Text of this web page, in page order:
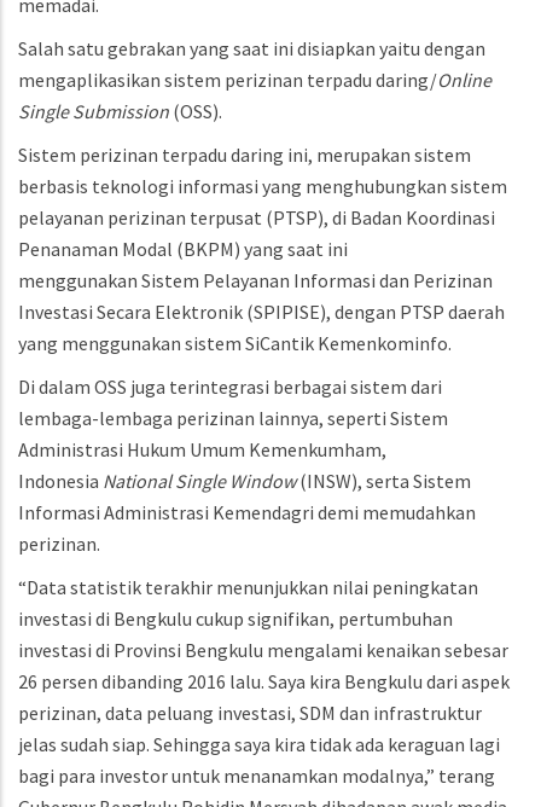
memadai.
Salah satu gebrakan yang saat ini disiapkan yaitu dengan
mengaplikasikan sistem perizinan terpadu daring/Online
Single Submission (OSS).
Sistem perizinan terpadu daring ini, merupakan sistem
berbasis teknologi informasi yang menghubungkan sistem
pelayanan perizinan terpusat (PTSP), di Badan Koordinasi
Penanaman Modal (BKPM) yang saat ini
menggunakan Sistem Pelayanan Informasi dan Perizinan
Investasi Secara Elektronik (SPIPISE), dengan PTSP daerah
yang menggunakan sistem SiCantik Kemenkominfo.
Di dalam OSS juga terintegrasi berbagai sistem dari
lembaga-lembaga perizinan lainnya, seperti Sistem
Administrasi Hukum Umum Kemenkumham,
Indonesia National Single Window(INSW), serta Sistem
Informasi Administrasi Kemendagri demi memudahkan
perizinan.
“Data statistik terakhir menunjukkan nilai peningkatan
investasi di Bengkulu cukup signifikan, pertumbuhan
investasi di Provinsi Bengkulu mengalami kenaikan sebesar
26 persen dibanding 2016 lalu. Saya kira Bengkulu dari aspek
perizinan, data peluang investasi, SDM dan infrastruktur
jelas sudah siap. Sehingga saya kira tidak ada keraguan lagi
bagi para investor untuk menanamkan modalnya,” terang